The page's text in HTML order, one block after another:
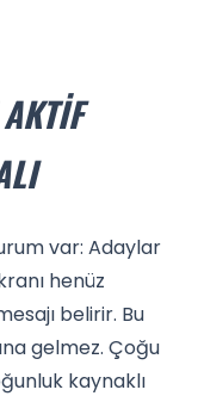
var: Adaylar
henüz
belirir. Bu
gelmez. Çoğu
kaynaklı